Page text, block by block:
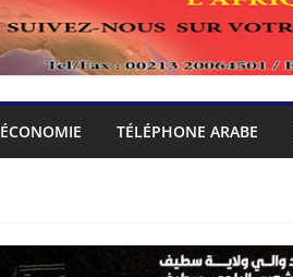
ÉCONOMIE TÉLÉPHONE ARABE